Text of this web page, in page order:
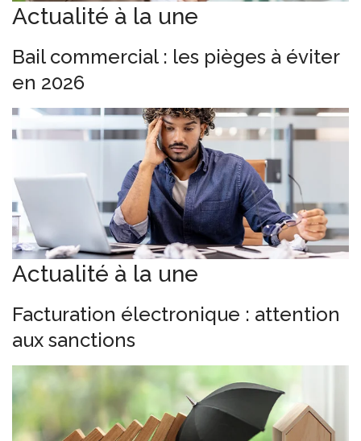
Actualité à la une
Bail commercial : les pièges à éviter
en 2026
Actualité à la une
Facturation électronique : attention
aux sanctions